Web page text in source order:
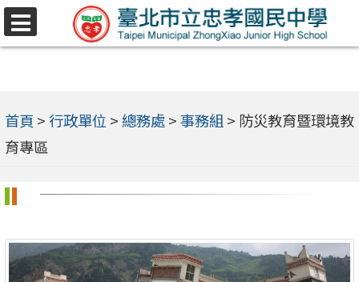
跳
至
內
容
選
首頁 > 行政單位 >總務處>事務組 > 防災教育暨環境教
育專區